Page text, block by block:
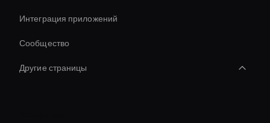
Интеграция приложений
Сообщество
Другие страницы